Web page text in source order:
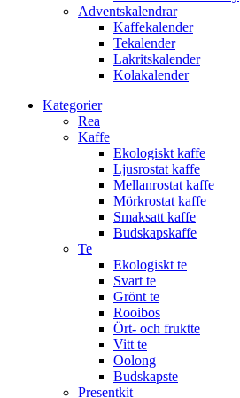
Adventskalendrar
Kaffekalender
Tekalender
Lakritskalender
Kolakalender
Kategorier
Rea
Kaffe
Ekologiskt kaffe
Ljusrostat kaffe
Mellanrostat kaffe
Mörkrostat kaffe
Smaksatt kaffe
Budskapskaffe
Te
Ekologiskt te
Svart te
Grönt te
Rooibos
Ört- och fruktte
Vitt te
Oolong
Budskapste
Presentkit